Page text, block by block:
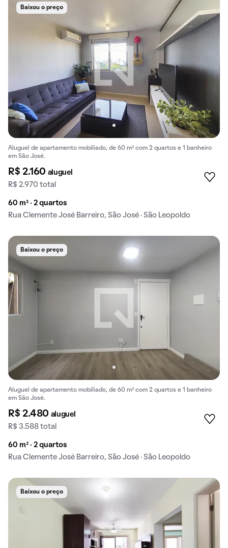
Baixou o preço
Aluguel de apartamento mobiliado, de 60 m² com 2 quartos e 1 banheiro
em São José.
R$ 2.160 aluguel
R$ 2.970 total
60 m² · 2 quartos
Rua Clemente José Barreiro, São José · São Leopoldo
Baixou o preço
Aluguel de apartamento mobiliado, de 60 m² com 2 quartos e 1 banheiro
em São José.
R$ 2.480 aluguel
R$ 3.588 total
60 m² · 2 quartos
Rua Clemente José Barreiro, São José · São Leopoldo
Baixou o preço